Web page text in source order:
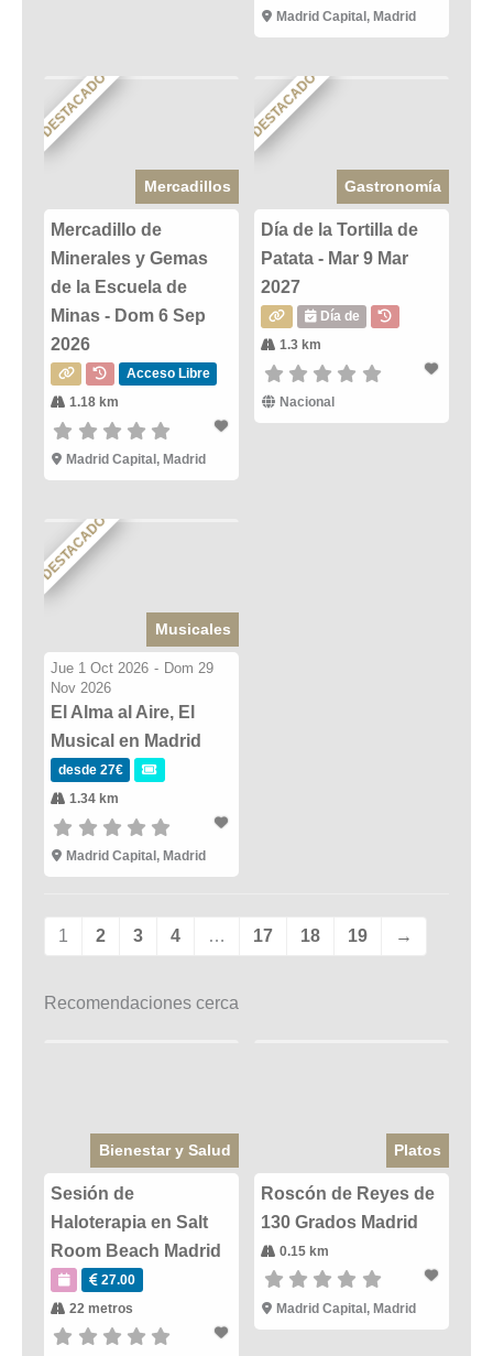
Madrid Capital, Madrid
DESTACADO
Mercadillos
Mercadillo de
Minerales y Gemas
de la Escuela de
Minas - Dom 6 Sep
2026
Acceso Libre
1.18 km
Madrid Capital, Madrid
DESTACADO
Gastronomía
Día de la Tortilla de
Patata - Mar 9 Mar
2027
Día de
1.3 km
Nacional
DESTACADO
Musicales
Jue 1 Oct 2026 - Dom 29
Nov 2026
El Alma al Aire, El
Musical en Madrid
desde 27€
1.34 km
Madrid Capital, Madrid
1 2 3 4 … 17 18 19 →
Recomendaciones cerca
Bienestar y Salud
Sesión de
Haloterapia en Salt
Room Beach Madrid
27.00
22 metros
Platos
Roscón de Reyes de
130 Grados Madrid
0.15 km
Madrid Capital, Madrid